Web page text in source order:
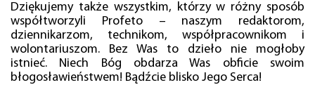
Dziękujemy także wszystkim, którzy w różny sposób
współtworzyli Profeto – naszym redaktorom,
dziennikarzom, technikom, współpracownikom i
wolontariuszom. Bez Was to dzieło nie mogłoby
istnieć. Niech Bóg obdarza Was obficie swoim
błogosławieństwem! Bądźcie blisko Jego Serca!